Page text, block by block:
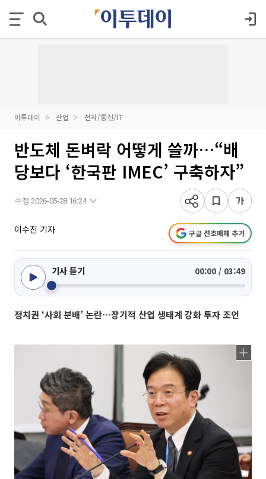
이투데이 산업 전자/통신/IT
반도체 돈벼락 어떻게 쓸까…“배
당보다 ‘한국판 IMEC’ 구축하자”
수정 2026-05-28 16:24
이수진 기자 구글 선호매체 추가
기사 듣기 00:00 / 03:49
정치권 ‘사회 분배’ 논란⋯장기적 산업 생태계 강화 투자 조언